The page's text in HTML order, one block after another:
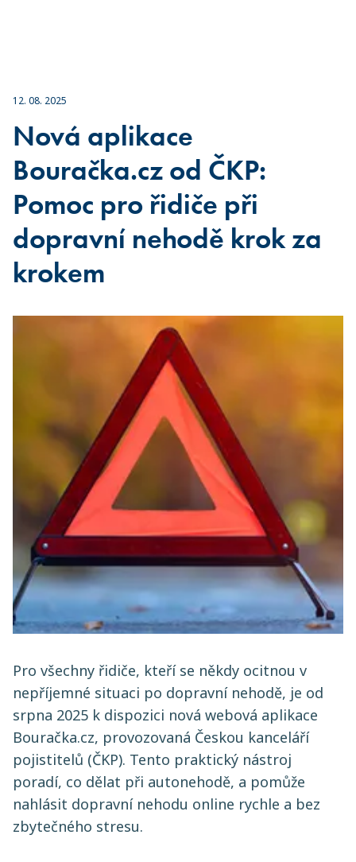
12. 08. 2025
Nová aplikace
Bouračka.cz od ČKP:
Pomoc pro řidiče při
dopravní nehodě krok za
krokem
Pro všechny řidiče, kteří se někdy ocitnou v
nepříjemné situaci po dopravní nehodě, je od
srpna 2025 k dispozici nová webová aplikace
Bouračka.cz, provozovaná Českou kanceláří
pojistitelů (ČKP). Tento praktický nástroj
poradí, co dělat při autonehodě, a pomůže
nahlásit dopravní nehodu online rychle a bez
zbytečného stresu.